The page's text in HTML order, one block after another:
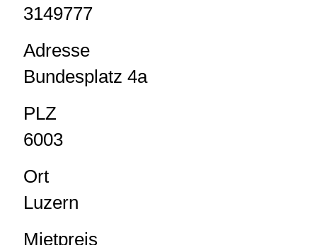
3149777
Adresse
Bundesplatz 4a
PLZ
6003
Ort
Luzern
Mietpreis